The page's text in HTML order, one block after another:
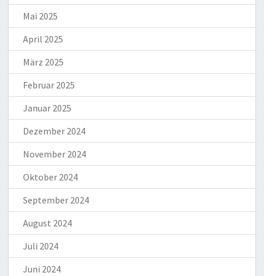
Mai 2025
April 2025
März 2025
Februar 2025
Januar 2025
Dezember 2024
November 2024
Oktober 2024
September 2024
August 2024
Juli 2024
Juni 2024